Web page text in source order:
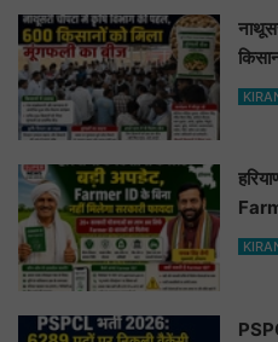
फायदा